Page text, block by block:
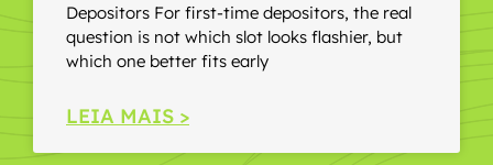
Depositors For first-time depositors, the real
question is not which slot looks flashier, but
which one better fits early
LEIA MAIS >